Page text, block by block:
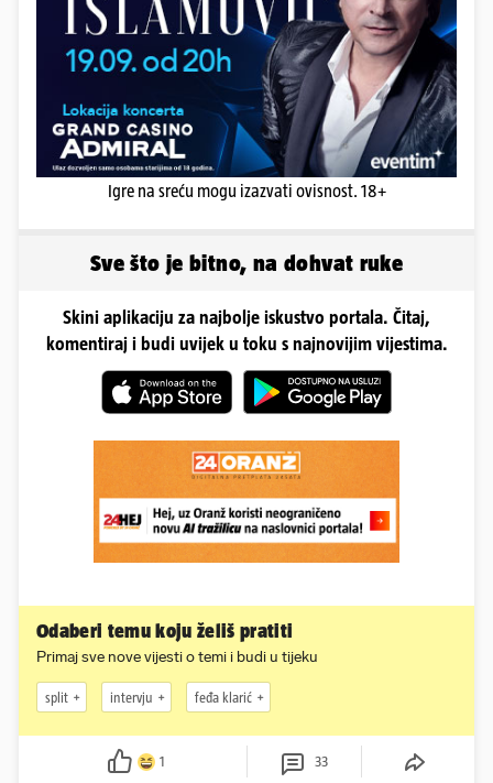
Igre na sreću mogu izazvati ovisnost. 18+
Sve što je bitno, na dohvat ruke
Skini aplikaciju za najbolje iskustvo portala. Čitaj,
komentiraj i budi uvijek u toku s najnovijim vijestima.
Odaberi temu koju želiš pratiti
Primaj sve nove vijesti o temi i budi u tijeku
split intervju feđa klarić
1 33